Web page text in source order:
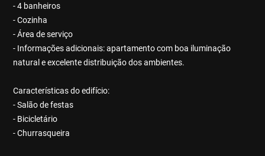
- 4 banheiros
- Cozinha
- Área de serviço
- Informações adicionais: apartamento com boa iluminação
natural e excelente distribuição dos ambientes.
Características do edifício:
- Salão de festas
- Bicicletário
- Churrasqueira